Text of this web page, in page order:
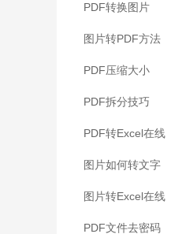
PDF转换图片
图片转PDF方法
PDF压缩大小
PDF拆分技巧
PDF转Excel在线
图片如何转文字
图片转Excel在线
PDF文件去密码